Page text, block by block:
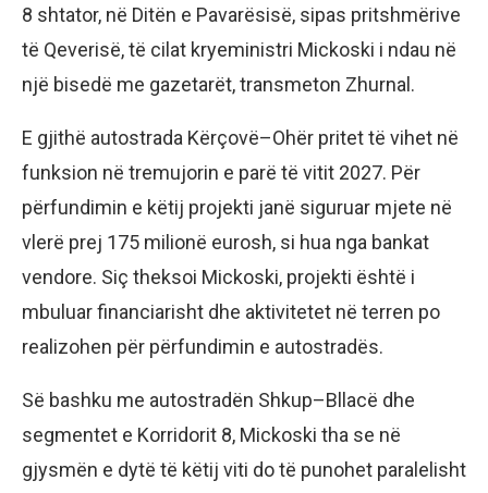
8 shtator, në Ditën e Pavarësisë, sipas pritshmërive
të Qeverisë, të cilat kryeministri Mickoski i ndau në
një bisedë me gazetarët, transmeton Zhurnal.
E gjithë autostrada Kërçovë–Ohër pritet të vihet në
funksion në tremujorin e parë të vitit 2027. Për
përfundimin e këtij projekti janë siguruar mjete në
vlerë prej 175 milionë eurosh, si hua nga bankat
vendore. Siç theksoi Mickoski, projekti është i
mbuluar financiarisht dhe aktivitetet në terren po
realizohen për përfundimin e autostradës.
Së bashku me autostradën Shkup–Bllacë dhe
segmentet e Korridorit 8, Mickoski tha se në
gjysmën e dytë të këtij viti do të punohet paralelisht